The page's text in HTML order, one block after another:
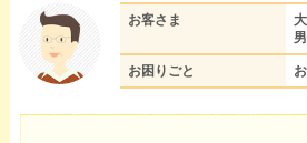
お客さま
お困りごと